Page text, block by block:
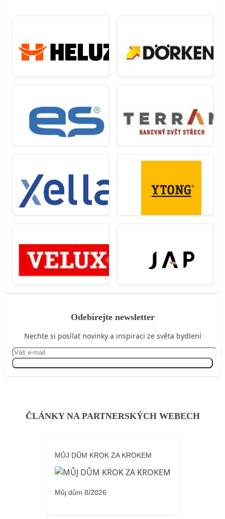
Odebírejte newsletter
Nechte si posílat novinky a inspiraci ze světa bydlení
ČLÁNKY NA PARTNERSKÝCH WEBECH
MŮJ DŮM KROK ZA KROKEM
Můj dům 8/2026